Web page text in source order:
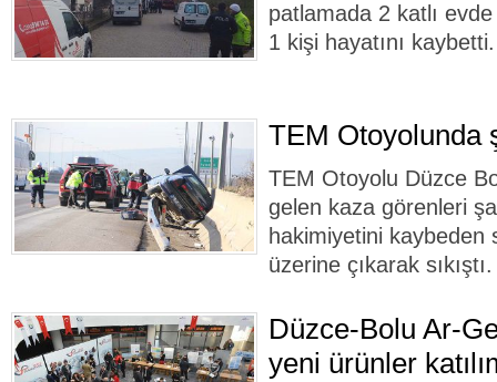
patlamada 2 katlı
1 kişi hayatını kaybetti.
TEM Otoyolunda
TEM Otoyolu Düzce
gelen kaza görenleri
hakimiyetini kaybeden
üzerine çıkarak sıkıştı.
Düzce-Bolu Ar-
yeni ürünler